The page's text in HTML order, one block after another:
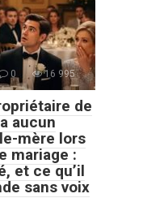
0 16 995
de
aucun
mère lors
mariage :
et ce qu’il
sans voix